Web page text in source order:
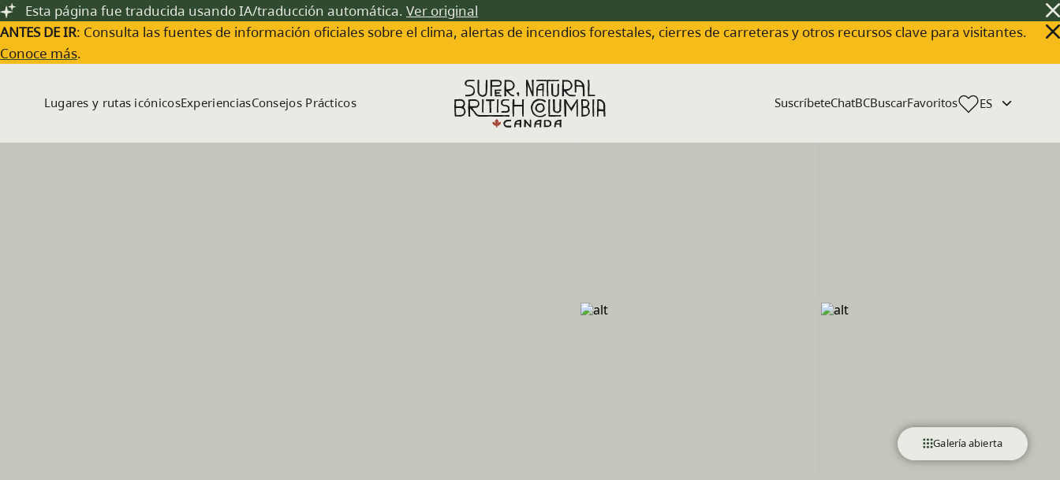
Saltar al contenido principal
Esta página fue traducida usando IA/traducción automática. Ver original
ANTES DE IR: Consulta las fuentes de información oficiales sobre el clima, alertas de incendios forestales, cierres de carreteras y otros recursos clave para visitantes.
Conoce más.
Lugares y rutas icónicosExperienciasConsejos Prácticos SuscríbeteChatBCBuscarFavoritos
Galería abierta